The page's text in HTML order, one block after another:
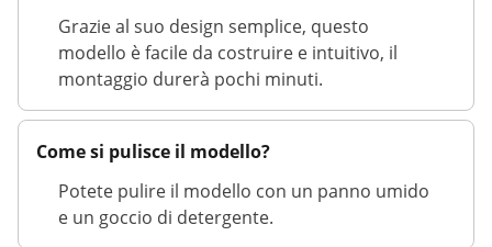
Grazie al suo design semplice, questo
modello è facile da costruire e intuitivo, il
montaggio durerà pochi minuti.
Come si pulisce il modello?
Potete pulire il modello con un panno umido
e un goccio di detergente.